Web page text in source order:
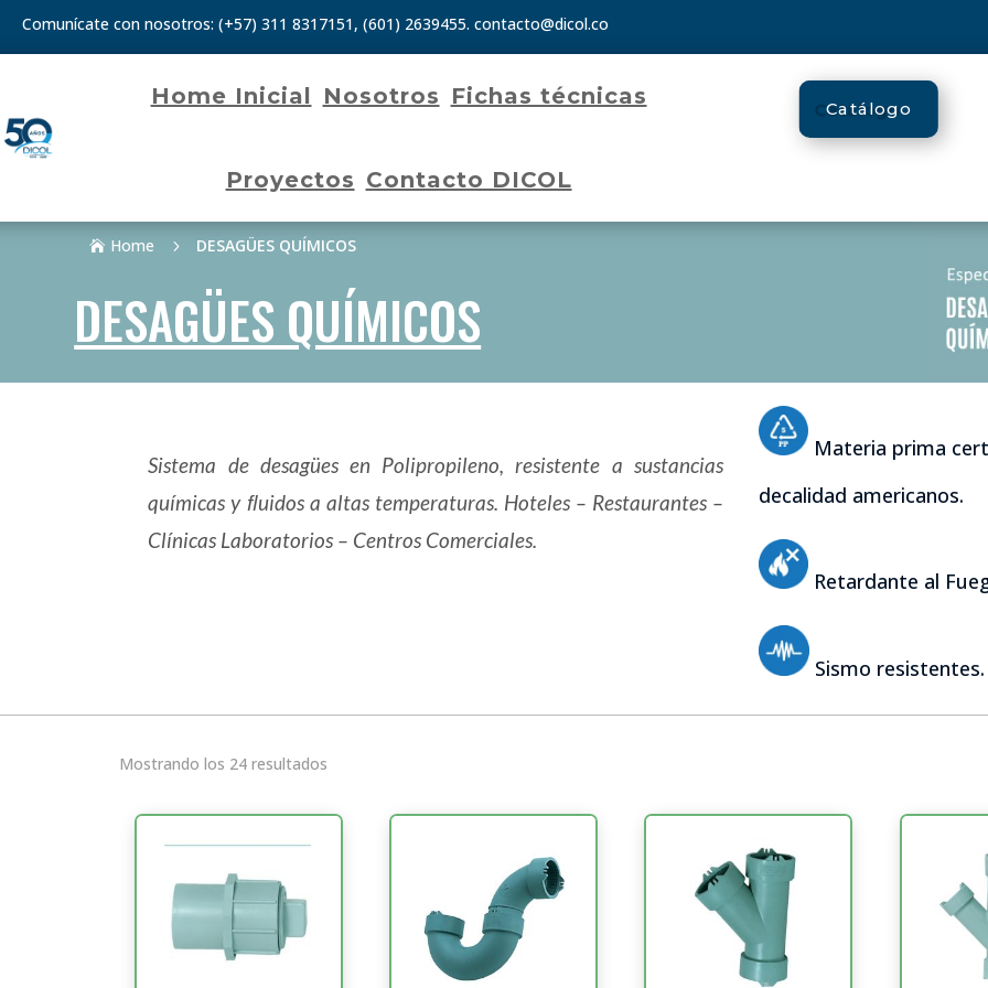
Comunícate con nosotros: (+57) 311 8317151, (601) 2639455. contacto@dicol.co
Home Inicial Nosotros Fichas técnicas
Proyectos Contacto DICOL
Catálogo
 Home 5 DESAGÜES QUÍMICOS
DESAGÜES QUÍMICOS
Sistema de desagües en Polipropileno, resistente a sustancias
químicas y ﬂuidos a altas temperaturas. Hoteles – Restaurantes –
Clínicas Laboratorios – Centros Comerciales.
Materia prima
decalidad americanos.
Retardante al
Sismo resistentes.
Mostrando los 24 resultados